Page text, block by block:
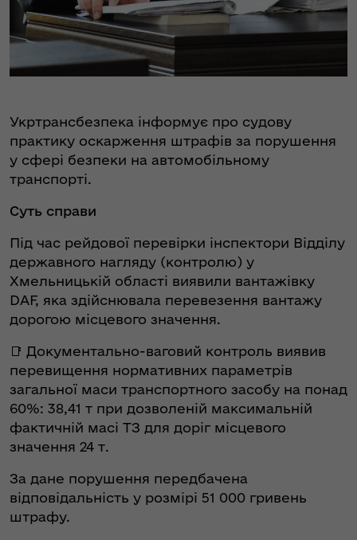
Укртрансбезпека інформує про судову
практику оскарження штрафів за порушення
у сфері безпеки на автомобільному
транспорті.
Суть справи
Під час рейдової перевірки інспектори Відділу
державного нагляду (контролю) у
Хмельницькій області виявили вантажівку
DAF, яка здійснювала перевезення вантажу
дорогою місцевого значення.
📑 Документально-ваговий контроль виявив
перевищення нормативних параметрів
загальної маси транспортного засобу на понад
60%: 38,41 т при дозволеній максимальній
фактичній масі ТЗ для доріг місцевого
значення 24 т.
За дане порушення передбачена
відповідальність у розмірі 51 000 гривень
штрафу.